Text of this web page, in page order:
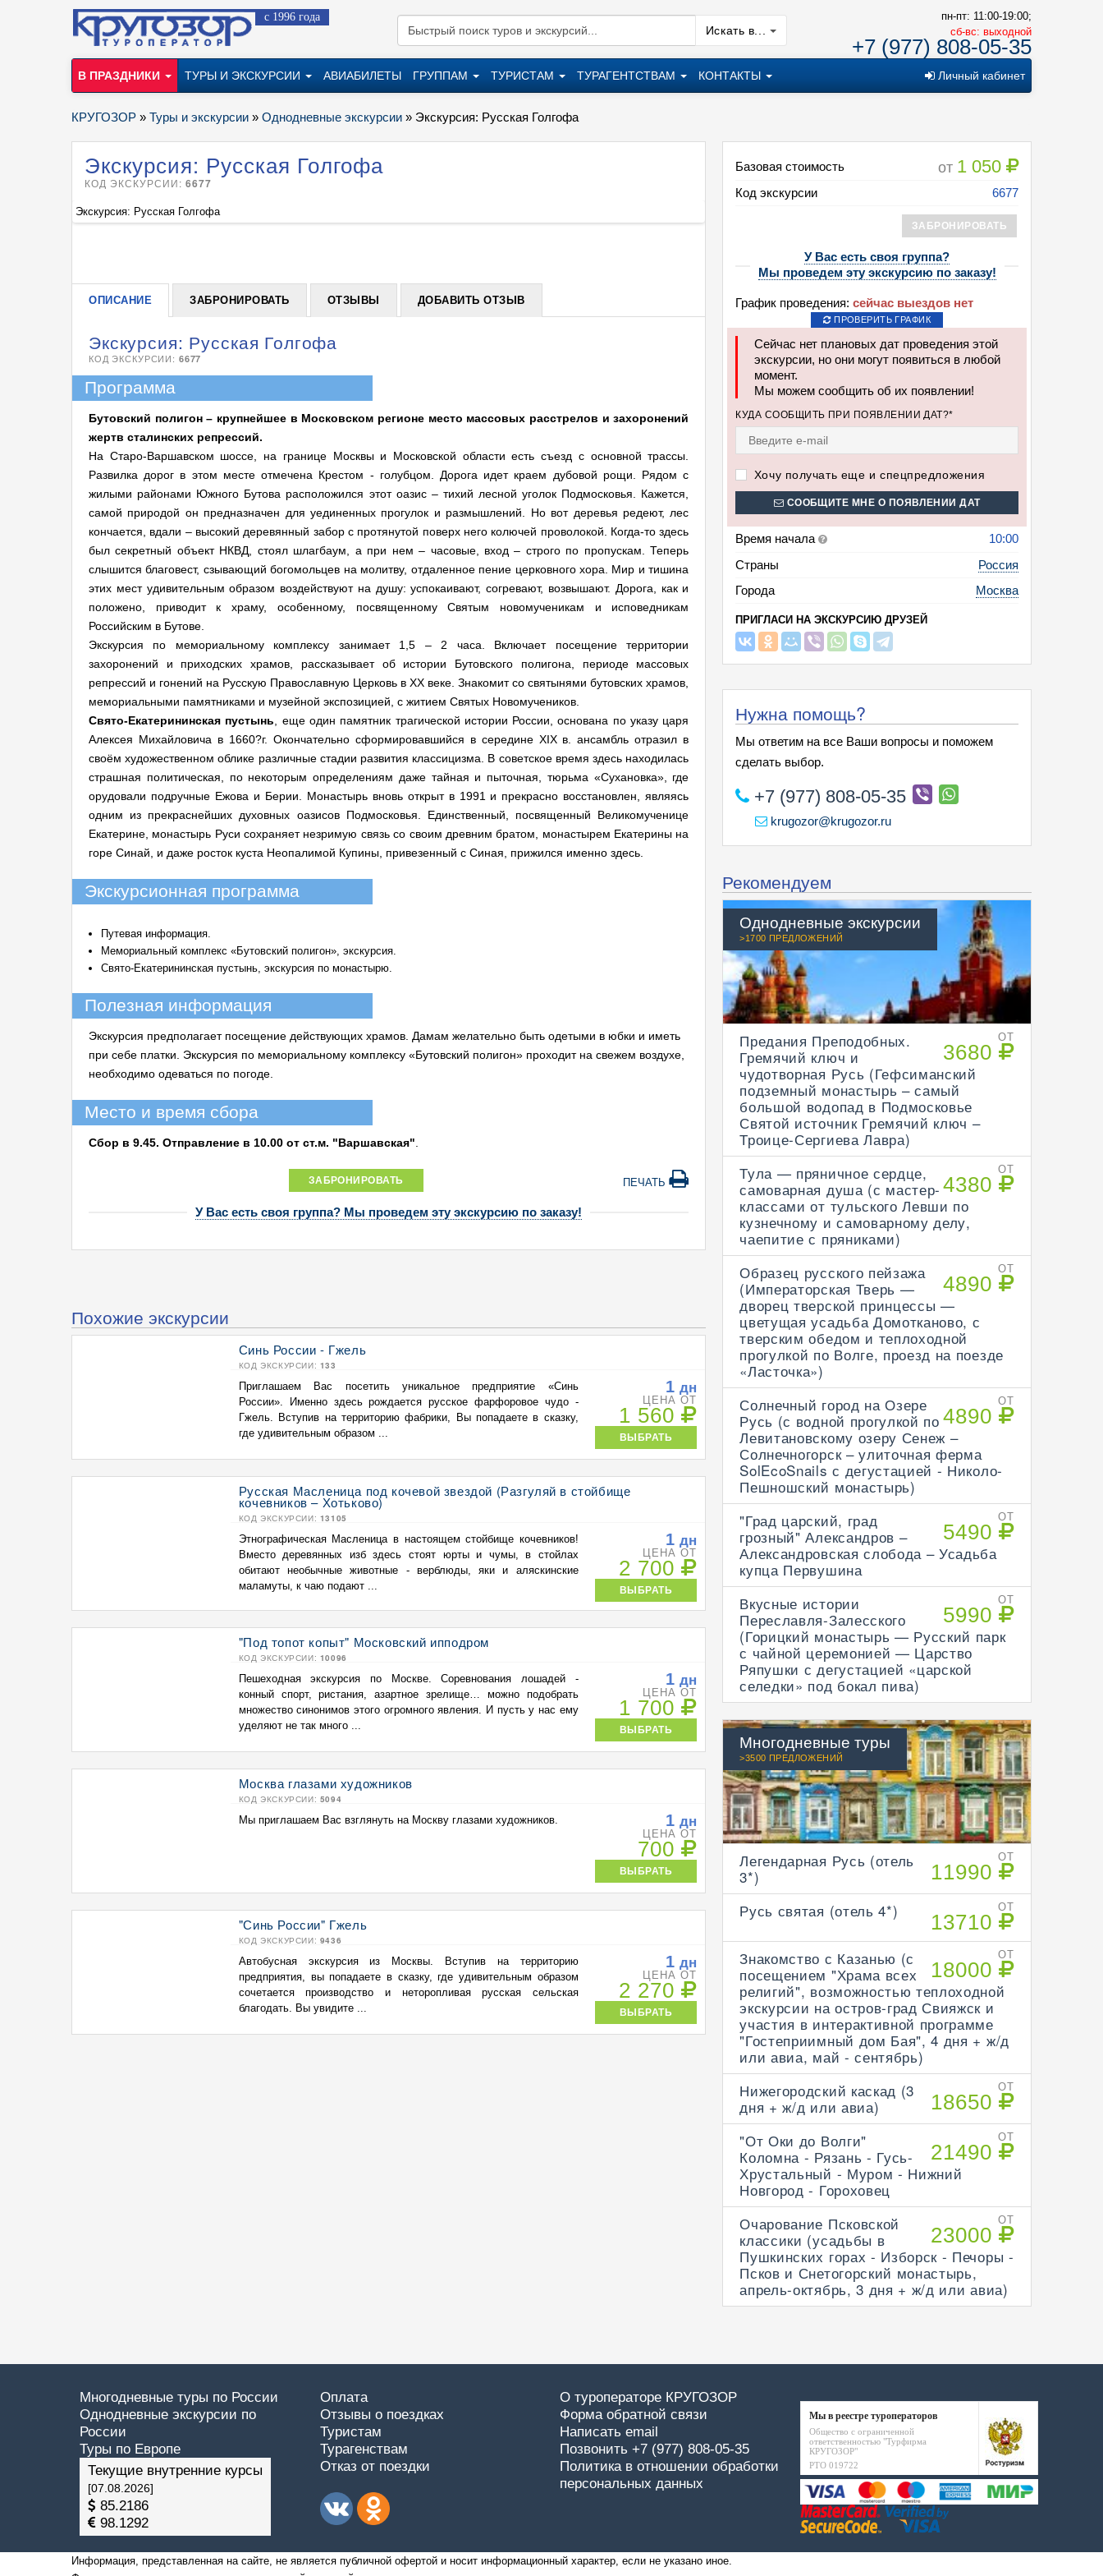
с 1996 года
Искать в...
пн-пт: 11:00-19:00;
cб-вс: выходной
+7 (977) 808-05-35
В ПРАЗДНИКИ ТУРЫ И ЭКСКУРСИИ АВИАБИЛЕТЫ ГРУППАМ ТУРИСТАМ ТУРАГЕНТСТВАМ КОНТАКТЫ Личный кабинет
КРУГОЗОР » Туры и экскурсии » Однодневные экскурсии » Экскурсия: Русская Голгофа
Базовая стоимость от 1 050
Код экскурсии 6677
ЗАБРОНИРОВАТЬ
У Вас есть своя группа?
Мы проведем эту экскурсию по заказу!
График проведения: сейчас выездов нет
ПРОВЕРИТЬ ГРАФИК
Сейчас нет плановых дат проведения этой
экскурсии, но они могут появиться в любой
момент.
Мы можем сообщить об их появлении!
КУДА СООБЩИТЬ ПРИ ПОЯВЛЕНИИ ДАТ?*
Хочу получать еще и спецпредложения
СООБЩИТЕ МНЕ О ПОЯВЛЕНИИ ДАТ
Время начала
10:00
Страны
Россия
Города
Москва
ПРИГЛАСИ НА ЭКСКУРСИЮ ДРУЗЕЙ
Экскурсия: Русская Голгофа
КОД ЭКСКУРСИИ:6677
Экскурсия: Русская Голгофа
ОПИСАНИЕ ЗАБРОНИРОВАТЬ ОТЗЫВЫ ДОБАВИТЬ ОТЗЫВ
Экскурсия: Русская Голгофа
КОД ЭКСКУРСИИ: 6677
Программа
Бутовский полигон – крупнейшее в Московском регионе место массовых расстрелов и захоронений
жертв сталинских репрессий.
На Старо-Варшавском шоссе, на границе Москвы и Московской области есть съезд с основной трассы.
Развилка дорог в этом месте отмечена Крестом - голубцом. Дорога идет краем дубовой рощи. Рядом с
жилыми районами Южного Бутова расположился этот оазис – тихий лесной уголок Подмосковья. Кажется,
самой природой он предназначен для уединенных прогулок и размышлений. Но вот деревья редеют, лес
кончается, вдали – высокий деревянный забор с протянутой поверх него колючей проволокой. Когда-то здесь
был секретный объект НКВД, стоял шлагбаум, а при нем – часовые, вход – строго по пропускам. Теперь
слышится благовест, сзывающий богомольцев на молитву, отдаленное пение церковного хора. Мир и тишина
этих мест удивительным образом воздействуют на душу: успокаивают, согревают, возвышают. Дорога, как и
положено, приводит к храму, особенному, посвященному Святым новомученикам и исповедникам
Российским в Бутове.
Экскурсия по мемориальному комплексу занимает 1,5 – 2 часа. Включает посещение территории
захоронений и приходских храмов, рассказывает об истории Бутовского полигона, периоде массовых
репрессий и гонений на Русскую Православную Церковь в XX веке. Знакомит со святынями бутовских храмов,
мемориальными памятниками и музейной экспозицией, с житием Святых Новомучеников.
Свято-Екатерининская пустынь , еще один памятник трагической истории России, основана по указу царя
Алексея Михайловича в 1660?г. Окончательно сформировавшийся в середине XIX в. ансамбль отразил в
своём художественном облике различные стадии развития классицизма. В советское время здесь находилась
страшная политическая, по некоторым определениям даже тайная и пыточная, тюрьма «Сухановка», где
орудовали подручные Ежова и Берии. Монастырь вновь открыт в 1991 и прекрасно восстановлен, являясь
одним из прекраснейших духовных оазисов Подмосковья. Единственный, посвященный Великомученице
Екатерине, монастырь Руси сохраняет незримую связь со своим древним братом, монастырем Екатерины на
горе Синай, и даже росток куста Неопалимой Купины, привезенный с Синая, прижился именно здесь.
Экскурсионная программа
Путевая информация.
Мемориальный комплекс «Бутовский полигон», экскурсия.
Свято-Екатерининская пустынь, экскурсия по монастырю.
Полезная информация
Экскурсия предполагает посещение действующих храмов. Дамам желательно быть одетыми в юбки и иметь
при себе платки. Экскурсия по мемориальному комплексу «Бутовский полигон» проходит на свежем воздухе,
необходимо одеваться по погоде.
Место и время сбора
Сбор в 9.45. Отправление в 10.00 от ст.м. "Варшавская"
ЗАБРОНИРОВАТЬ ПЕЧАТЬ
У Вас есть своя группа? Мы проведем эту экскурсию по заказу!
Похожие экскурсии
Синь России - Гжель
КОД ЭКСКУРСИИ: 133
Приглашаем Вас посетить уникальное предприятие «Синь
России». Именно здесь рождается русское фарфоровое чудо -
Гжель. Вступив на территорию фабрики, Вы попадаете в сказку,
где удивительным образом ...
1дн
ЦЕНА ОТ
1 560
ВЫБРАТЬ
Русская Масленица под кочевой звездой (Разгуляй в стойбище
кочевников – Хотьково)
КОД ЭКСКУРСИИ: 13105
Этнографическая Масленица в настоящем стойбище кочевников!
Вместо деревянных изб здесь стоят юрты и чумы, в стойлах
обитают необычные животные - верблюды, яки и аляскинские
маламуты, к чаю подают ...
1дн
ЦЕНА ОТ
2 700
ВЫБРАТЬ
"Под топот копыт" Московский ипподром
КОД ЭКСКУРСИИ: 10096
Пешеходная экскурсия по Москве. Соревнования лошадей -
конный спорт, ристания, азартное зрелище… можно подобрать
множество синонимов этого огромного явления. И пусть у нас ему
уделяют не так много ...
1дн
ЦЕНА ОТ
1 700
ВЫБРАТЬ
Москва глазами художников
КОД ЭКСКУРСИИ: 5094
Мы приглашаем Вас взглянуть на Москву глазами художников. 1дн
ЦЕНА ОТ
700
ВЫБРАТЬ
"Синь России" Гжель
КОД ЭКСКУРСИИ: 9436
Автобусная экскурсия из Москвы. Вступив на территорию
предприятия, вы попадаете в сказку, где удивительным образом
сочетается производство и неторопливая русская сельская
благодать. Вы увидите ...
1дн
ЦЕНА ОТ
2 270
ВЫБРАТЬ
Нужна помощь?
Мы ответим на все Ваши вопросы и поможем
сделать выбор.
+7 (977) 808-05-35
krugozor@krugozor.ru
Рекомендуем
Однодневные экскурсии
>1700 ПРЕДЛОЖЕНИЙ
ОТ
3680
Предания Преподобных.
Гремячий ключ и
чудотворная Русь (Гефсиманский
подземный монастырь – самый
большой водопад в Подмосковье
Святой источник Гремячий ключ –
Троице-Сергиева Лавра)
ОТ
4380
Тула — пряничное сердце,
самоварная душа (с мастер-
классами от тульского Левши по
кузнечному и самоварному делу,
чаепитие с пряниками)
ОТ
4890
Образец русского пейзажа
(Императорская Тверь —
дворец тверской принцессы —
цветущая усадьба Домотканово, с
тверским обедом и теплоходной
прогулкой по Волге, проезд на поезде
«Ласточка»)
ОТ
4890
Солнечный город на Озере
Русь (с водной прогулкой по
Левитановскому озеру Сенеж –
Солнечногорск – улиточная ферма
SolEcoSnails с дегустацией - Николо-
Пешношский монастырь)
ОТ
5490
"Град царский, град
грозный" Александров –
Александровская слобода – Усадьба
купца Первушина
ОТ
5990
Вкусные истории
Переславля-Залесского
(Горицкий монастырь — Русский парк
с чайной церемонией — Царство
Ряпушки с дегустацией «царской
селедки» под бокал пива)
Многодневные туры
>3500 ПРЕДЛОЖЕНИЙ
ОТ
11990
Легендарная Русь (отель
3*)
ОТ
13710
Русь святая (отель 4*)
ОТ
18000
Знакомство с Казанью (с
посещением "Храма всех
религий", возможностью теплоходной
экскурсии на остров-град Свияжск и
участия в интерактивной программе
"Гостеприимный дом Бая", 4 дня + ж/д
или авиа, май - сентябрь)
ОТ
18650
Нижегородский каскад (3
дня + ж/д или авиа)
ОТ
21490
"От Оки до Волги"
Коломна - Рязань - Гусь-
Хрустальный - Муром - Нижний
Новгород - Гороховец
ОТ
23000
Очарование Псковской
классики (усадьбы в
Пушкинских горах - Изборск - Печоры -
Псков и Снетогорский монастырь,
апрель-октябрь, 3 дня + ж/д или авиа)
Многодневные туры по России
Однодневные экскурсии по
России
Туры по Европе
Текущие внутренние курсы
[07.08.2026]
85.2186
98.1292
Оплата
Отзывы о поездках
Туристам
Турагенствам
Отказ от поездки
О туроператоре КРУГОЗОР
Форма обратной связи
Написать email
Позвонить +7 (977) 808-05-35
Политика в отношении обработки
персональных данных
Мы в реестре туроператоров
Общество с ограниченной
ответственностью "Турфирма
КРУГОЗОР"
РТО 019722
Информация, представленная на сайте, не является публичной офертой и носит информационный характер, если не указано иное.